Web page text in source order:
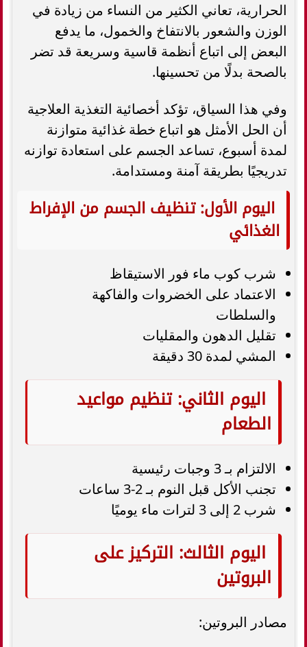
الحرارية، تعاني الكثير من النساء من زيادة في
الوزن والشعور بالانتفاخ والخمول، ما يدفع
البعض إلى اتباع أنظمة قاسية وسريعة قد تضر
بالصحة بدلًا من تحسينها.
وفي هذا السياق، تؤكد أخصائية التغذية العلاجية
أن الحل الأمثل هو اتباع خطة غذائية متوازنة
لمدة أسبوع، تساعد الجسم على استعادة توازنه
تدريجيًا بطريقة آمنة ومستدامة.
اليوم الأول: تنظيف الجسم من الإفراط
الغذائي
شرب كوب ماء فور الاستيقاظ
الاعتماد على الخضروات والفاكهة
والسلطات
تقليل الدهون والمقليات
المشي لمدة 30 دقيقة
اليوم الثاني: تنظيم مواعيد
الطعام
الالتزام بـ 3 وجبات رئيسية
تجنب الأكل قبل النوم بـ 2-3 ساعات
شرب 2 إلى 3 لترات ماء يوميًا
اليوم الثالث: التركيز على
البروتين
مصادر البروتين: